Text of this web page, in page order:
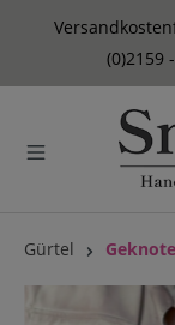
springen
(0)2159
Gürtel
Bildergalerie